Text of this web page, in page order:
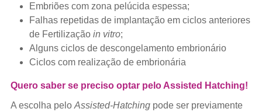
Embriões com zona pelúcida espessa;
Falhas repetidas de implantação em ciclos anteriores
de Fertilização in vitro;
Alguns ciclos de descongelamento embrionário
Ciclos com realização de embrionária
Quero saber se preciso optar pelo Assisted Hatching!
A escolha pelo Assisted-Hatchingpode ser previamente